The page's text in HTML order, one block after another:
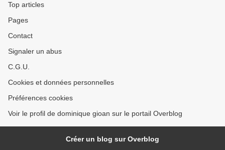
Top articles
Pages
Contact
Signaler un abus
C.G.U.
Cookies et données personnelles
Préférences cookies
Voir le profil de dominique gioan sur le portail Overblog
Créer un blog sur Overblog